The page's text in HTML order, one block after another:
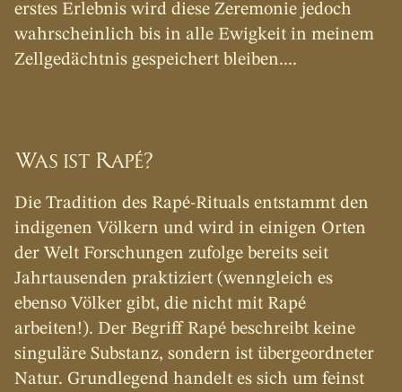
erstes Erlebnis wird diese Zeremonie jedoch
wahrscheinlich bis in alle Ewigkeit in meinem
Zellgedächtnis gespeichert bleiben....
Was ist Rapé?
Die Tradition des Rapé-Rituals entstammt den
indigenen Völkern und wird in einigen Orten
der Welt Forschungen zufolge bereits seit
Jahrtausenden praktiziert (wenngleich es
ebenso Völker gibt, die nicht mit Rapé
arbeiten!). Der Begriff Rapé beschreibt keine
singuläre Substanz, sondern ist übergeordneter
Natur. Grundlegend handelt es sich um feinst